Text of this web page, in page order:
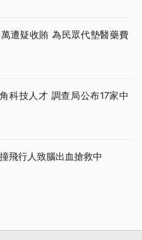
遭疑收賄 為民眾代墊醫藥費
科技人才 調查局公布17家中
飛行人致腦出血搶救中